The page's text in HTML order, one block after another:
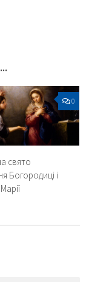
0
свято
Богородиці і